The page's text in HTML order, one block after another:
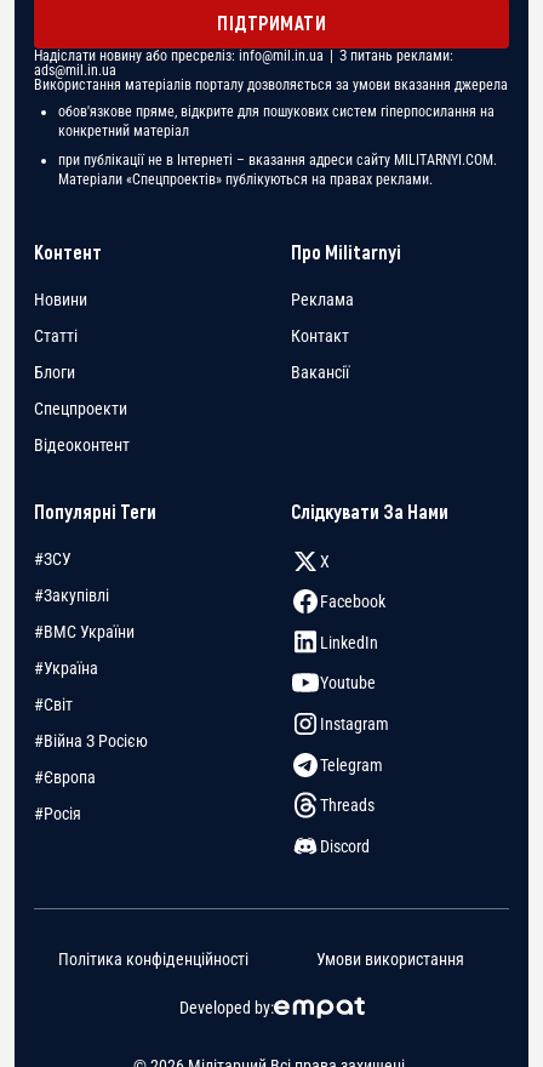
ПІДТРИМАТИ
Надіслати новину або пресреліз: info@mil.in.ua | З питань реклами:
ads@mil.in.ua
Використання матеріалів порталу дозволяється за умови вказання джерела
обов'язкове пряме, відкрите для пошукових систем гіперпосилання на
конкретний матеріал
при публікації не в Інтернеті – вказання адреси сайту MILITARNYI.COM.
Матеріали «Спецпроектів» публікуються на правах реклами.
Контент
Новини
Статті
Блоги
Спецпроекти
Відеоконтент
Про Militarnyi
Реклама
Контакт
Вакансії
Популярні Теги
#ЗСУ
#Закупівлі
#ВМС України
#Україна
#Світ
#Війна З Росією
#Європа
#Росія
Слідкувати За Нами
X
Facebook
LinkedIn
Youtube
Instagram
Telegram
Threads
Discord
Developed by:
Політика конфіденційності Умови використання